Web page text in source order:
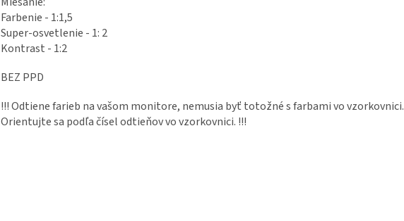
Farbenie - 1:1,5
Super-osvetlenie - 1: 2
Kontrast - 1:2
BEZ PPD
!!! Odtiene farieb na vašom monitore, nemusia byť totožné s farbami vo vzorkovnici.
Orientujte sa podľa čísel odtieňov vo vzorkovnici. !!!